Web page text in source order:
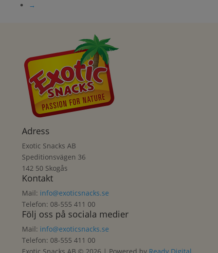
→
Adress
Exotic Snacks AB
Speditionsvägen 36
142 50 Skogås
Kontakt
Mail: info@exoticsnacks.se
Telefon: 08-555 411 00
Följ oss på sociala medier
Mail: info@exoticsnacks.se
Telefon: 08-555 411 00